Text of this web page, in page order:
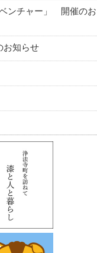
ベンチャー」 開催のお
お知らせ